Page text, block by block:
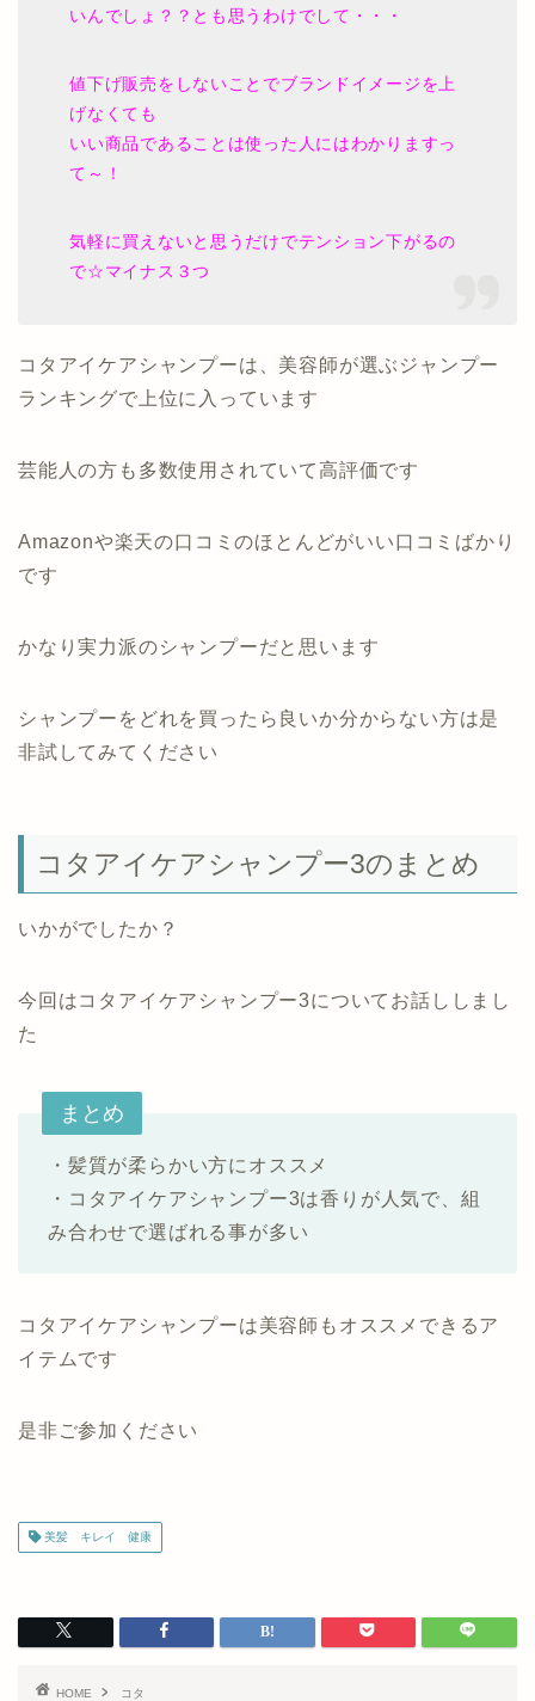
いんでしょ？？とも思うわけでして・・・
値下げ販売をしないことでブランドイメージを上
げなくても
いい商品であることは使った人にはわかりますっ
て～！
気軽に買えないと思うだけでテンション下がるの
で☆マイナス３つ
コタアイケアシャンプーは、美容師が選ぶジャンプー
ランキングで上位に入っています
芸能人の方も多数使用されていて高評価です
Amazonや楽天の口コミのほとんどがいい口コミばかり
です
かなり実力派のシャンプーだと思います
シャンプーをどれを買ったら良いか分からない方は是
非試してみてください
コタアイケアシャンプー3のまとめ
いかがでしたか？
今回はコタアイケアシャンプー3についてお話ししまし
た
まとめ
・髪質が柔らかい方にオススメ
・コタアイケアシャンプー3は香りが人気で、組
み合わせで選ばれる事が多い
コタアイケアシャンプーは美容師もオススメできるア
イテムです
是非ご参加ください
美髪 キレイ 健康
HOME
コタ